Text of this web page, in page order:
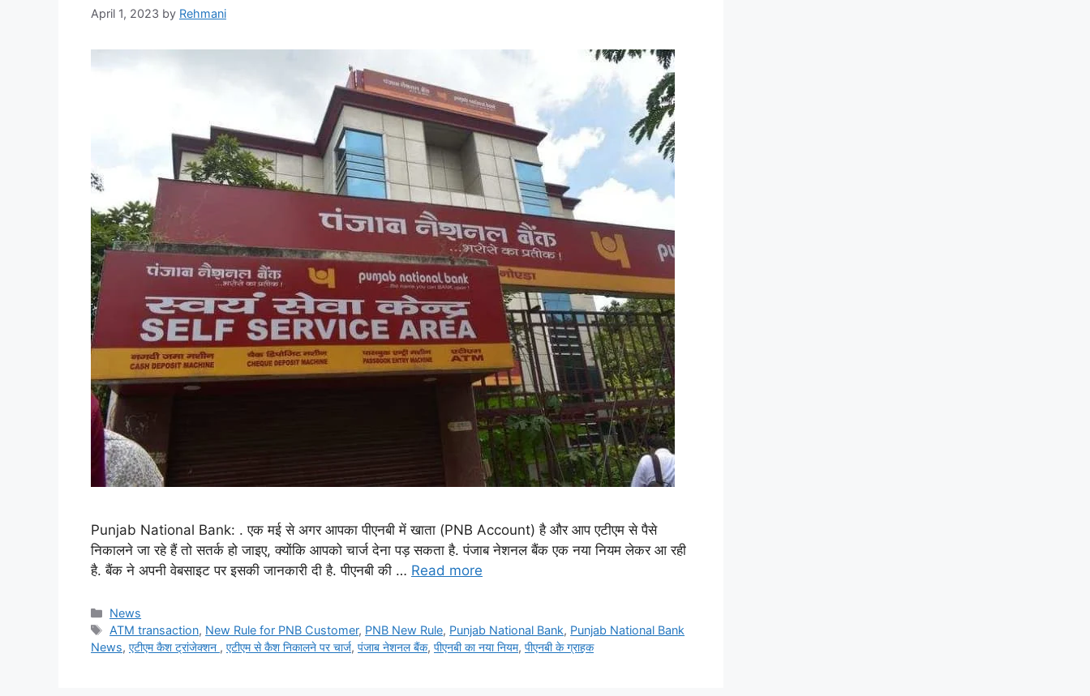
April 1, 2023 by Rehmani
Punjab National Bank: . एक मई से अगर आपका पीएनबी में खाता (PNB Account) है और आप एटीएम से पैसे
निकालने जा रहे हैं तो सतर्क हो जाइए, क्योंकि आपको चार्ज देना पड़ सकता है. पंजाब नेशनल बैंक एक नया नियम लेकर आ रही
है. बैंक ने अपनी वेबसाइट पर इसकी जानकारी दी है. पीएनबी की … Read more
Categories
News
Tags
ATM transaction, New Rule for PNB Customer, PNB New Rule, Punjab National Bank, Punjab National Bank
News, एटीएम कैश ट्रांजेक्शन , एटीएम से कैश निकालने पर चार्ज, पंजाब नेशनल बैंक, पीएनबी का नया नियम, पीएनबी के ग्राहक